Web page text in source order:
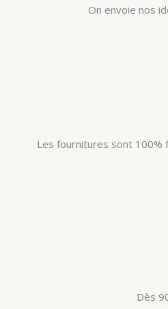
On envoie nos
Les fournitures sont 100%
Dès